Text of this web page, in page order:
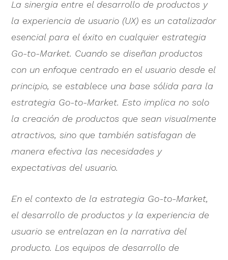
La sinergia entre el desarrollo de productos y
la experiencia de usuario (UX) es un catalizador
esencial para el éxito en cualquier estrategia
Go-to-Market. Cuando se diseñan productos
con un enfoque centrado en el usuario desde el
principio, se establece una base sólida para la
estrategia Go-to-Market. Esto implica no solo
la creación de productos que sean visualmente
atractivos, sino que también satisfagan de
manera efectiva las necesidades y
expectativas del usuario.
En el contexto de la estrategia Go-to-Market,
el desarrollo de productos y la experiencia de
usuario se entrelazan en la narrativa del
producto. Los equipos de desarrollo de